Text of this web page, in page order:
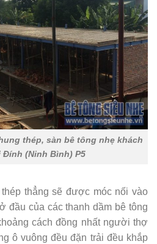
thép, sàn bê tông nhẹ khách
Đính (Ninh Bình) P5
thẳng sẽ được móc nối vào
đầu của các thanh dầm bê tông
cách đồng nhất người thợ
ô vuông đều đặn trải đều khắp